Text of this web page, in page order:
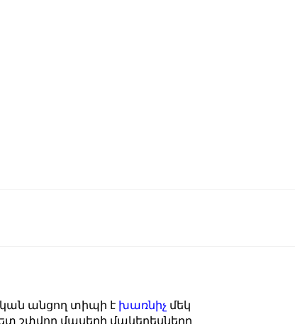
անցող տիպի է խառնիչ մեկ
շփվող մասերի մակերեսները